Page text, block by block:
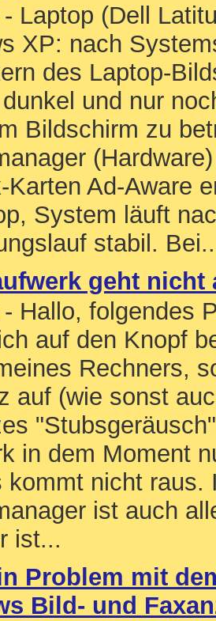
- Laptop (Dell
XP: nach
des Laptop-
und nur
Bildschirm zu
Karten Ad-Aware
System läuft
stabil.
geht nicht
- Hallo, folgendes
auf den Knopf
Rechners,
auf (wie sonst
in dem Moment
kommt nicht raus.
ist auch
ist...
Problem mit
Bild- und